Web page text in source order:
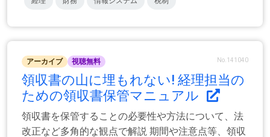
アーカイブ 視聴無料 No.141040
領収書の山に埋もれない! 経理担当の
ための領収書保管マニュアル
領収書を保管することの必要性や方法について、法
改正など多角的な観点で解説 期間や注意点等、領収